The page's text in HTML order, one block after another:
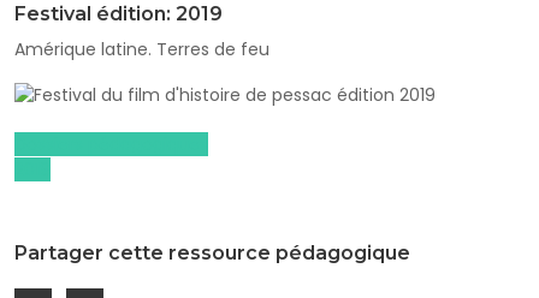
Festival édition: 2019
Amérique latine. Terres de feu
Partager cette ressource pédagogique